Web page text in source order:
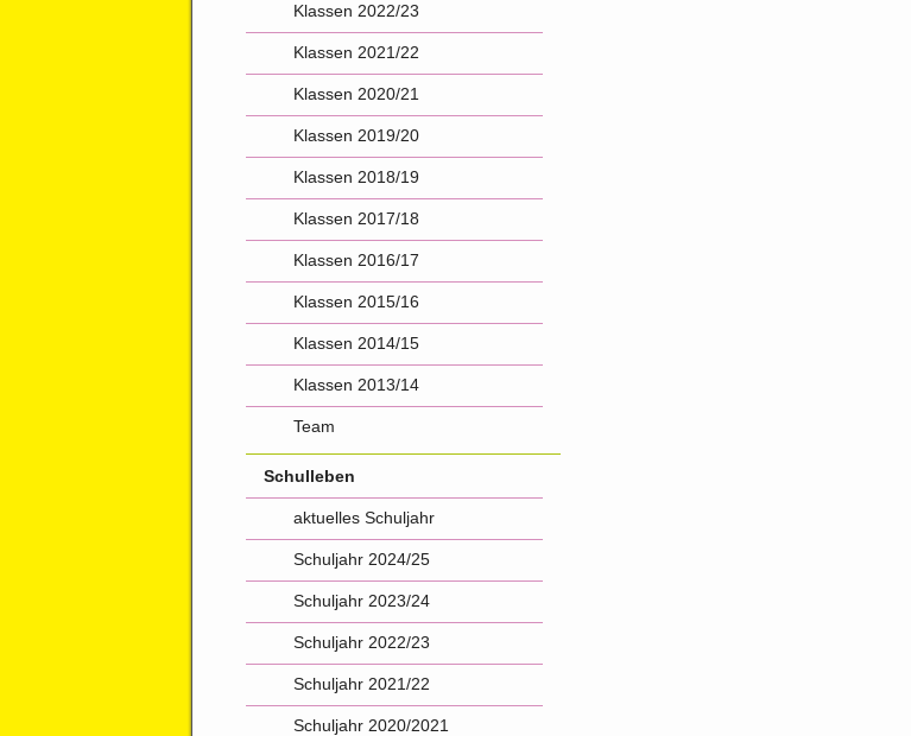
Klassen 2022/23
Klassen 2021/22
Klassen 2020/21
Klassen 2019/20
Klassen 2018/19
Klassen 2017/18
Klassen 2016/17
Klassen 2015/16
Klassen 2014/15
Klassen 2013/14
Team
Schulleben
aktuelles Schuljahr
Schuljahr 2024/25
Schuljahr 2023/24
Schuljahr 2022/23
Schuljahr 2021/22
Schuljahr 2020/2021